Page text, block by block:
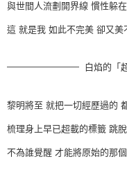
與世間人流劃開界線 慣性躲
這 就是我 如此不完美 卻又美
———————— 白焰的「
黎明將至 就把一切經歷過的
梳理身上早已超載的標籤 跳
不為誰覺醒 才能將原始的那